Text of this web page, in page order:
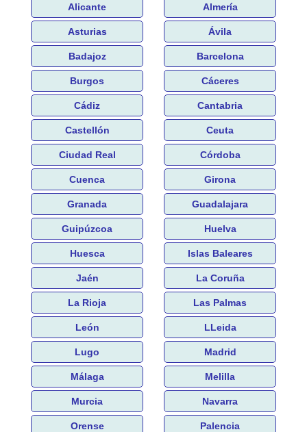
Alicante Almería
Asturias Ávila
Badajoz Barcelona
Burgos Cáceres
Cádiz Cantabria
Castellón Ceuta
Ciudad Real Córdoba
Cuenca Girona
Granada Guadalajara
Guipúzcoa Huelva
Huesca Islas Baleares
Jaén La Coruña
La Rioja Las Palmas
León LLeida
Lugo Madrid
Málaga Melilla
Murcia Navarra
Orense Palencia